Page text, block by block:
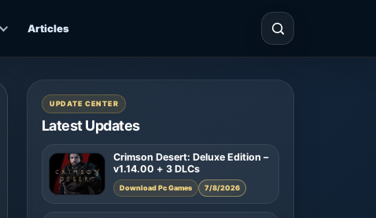
Articles
UPDATE CENTER
Latest Updates
Crimson Desert: Deluxe Edition –
v1.14.00 + 3 DLCs
Download Pc Games 7/8/2026